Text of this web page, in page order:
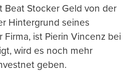
Beat Stocker Geld von der
Hintergrund seines
Firma, ist Pierin Vincenz bei
wird es noch mehr
geben.